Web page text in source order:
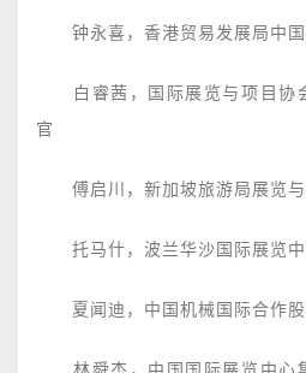
钟永喜，香港贸易发展局中国
白睿茜，国际展览与项目协
官
傅启川，新加坡旅游局展览与
托马什，波兰华沙国际展览中
夏闻迪，中国机械国际合作股